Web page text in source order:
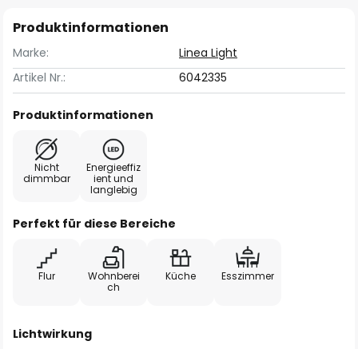
Produktinformationen
Marke:
Linea Light
Artikel Nr.:
6042335
Produktinformationen
Nicht
dimmbar
Energieeffiz
ient und
langlebig
Perfekt für diese Bereiche
Flur
Wohnberei
ch
Küche Esszimmer
Lichtwirkung